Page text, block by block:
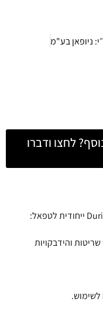
ניופאן בע"מ
לחצו ודברו
והידבקויות
לשימוש.